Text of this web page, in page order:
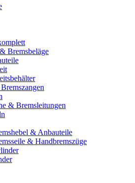
Bremsbeläge
& Bremsleitungen
& Anbauteile
& Handbremszüge